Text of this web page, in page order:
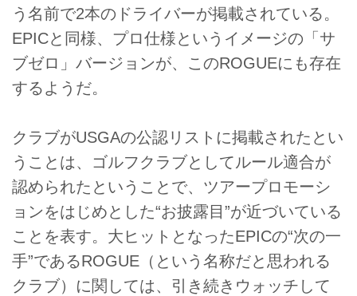
う名前で2本のドライバーが掲載されている。
EPICと同様、プロ仕様というイメージの「サ
ブゼロ」バージョンが、このROGUEにも存在
するようだ。
クラブがUSGAの公認リストに掲載されたとい
うことは、ゴルフクラブとしてルール適合が
認められたということで、ツアープロモーシ
ョンをはじめとした“お披露目”が近づいている
ことを表す。大ヒットとなったEPICの“次の一
手”であるROGUE（という名称だと思われる
クラブ）に関しては、引き続きウォッチして